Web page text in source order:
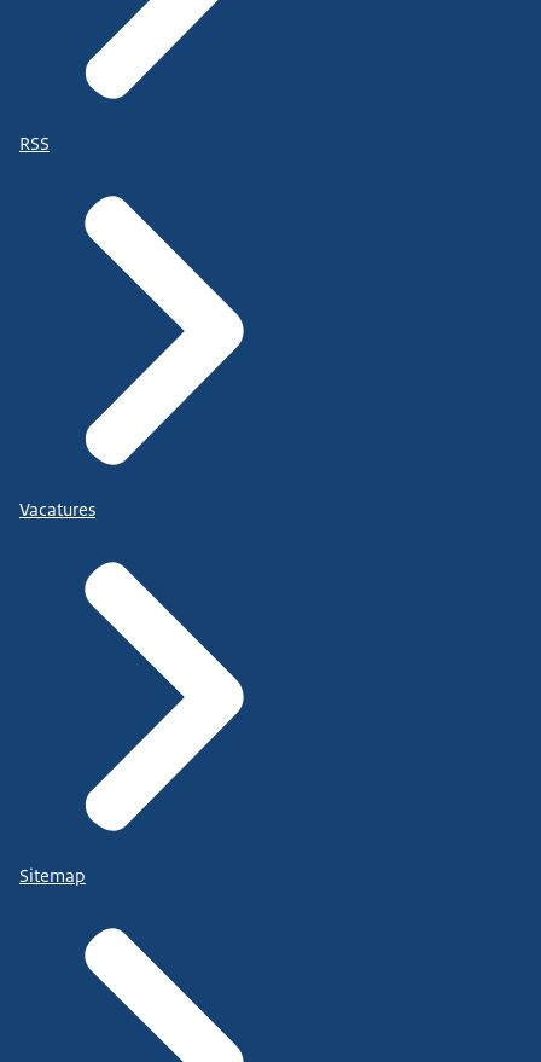
RSS
Vacatures
Sitemap